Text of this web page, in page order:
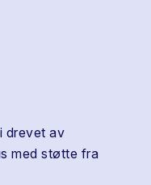
drevet av
med støtte fra